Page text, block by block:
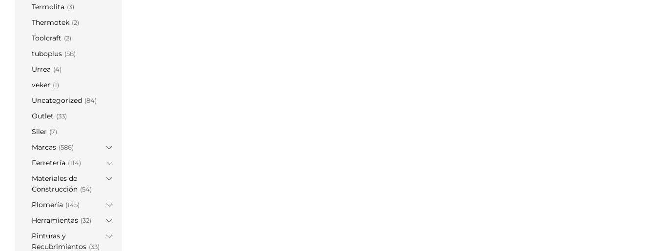
Termolita (3)
Thermotek (2)
Toolcraft (2)
tuboplus (58)
Urrea (4)
veker (1)
Uncategorized (84)
Outlet (33)
Siler (7)
Marcas (586)
Ferretería (114)
Materiales de
Construcción (54)
Plomería (145)
Herramientas (32)
Pinturas y
Recubrimientos (33)